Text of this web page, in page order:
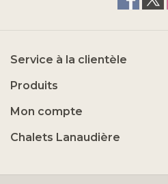
Service à la clientèle
Produits
Mon compte
Chalets Lanaudière